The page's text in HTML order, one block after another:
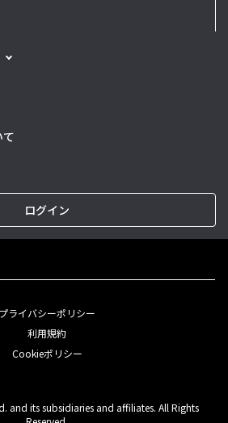
ログイン
プライバシーポリシー
利用規約
Cookieポリシー
and its subsidiaries and affiliates. All Rights